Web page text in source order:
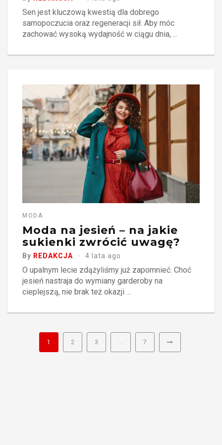
Sen jest kluczową kwestią dla dobrego
samopoczucia oraz regeneracji sił. Aby móc
zachować wysoką wydajność w ciągu dnia, ...
MODA
Moda na jesień – na jakie
sukienki zwrócić uwagę?
By REDAKCJA 4 lata ago
O upalnym lecie zdążyliśmy już zapomnieć. Choć
jesień nastraja do wymiany garderoby na
cieplejszą, nie brak też okazji ...
1 2 3 7